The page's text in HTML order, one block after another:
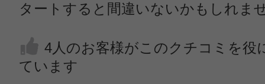
タートすると間違いないかもしれま
4人のお客様がこのクチコミを役
ています